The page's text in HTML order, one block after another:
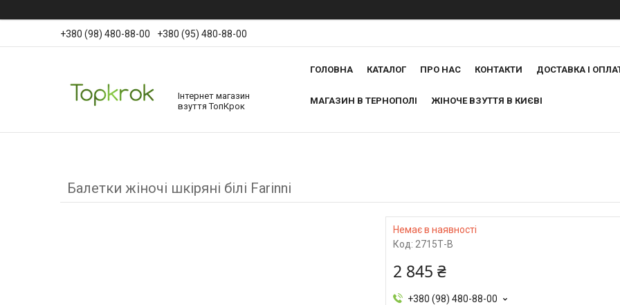
+380 (98) 480-88-00 +380 (95) 480-88-00
Інтернет магазин
взуття ТопКрок
ГОЛОВНА КАТАЛОГ ПРО НАС КОНТАКТИ ДОСТАВКА І
МАГАЗИН В ТЕРНОПОЛІ ЖІНОЧЕ ВЗУТТЯ В КИЄВІ
Балетки жіночі шкіряні білі Farinni
Немає в наявності
Код: 2715Т-В
2 845 ₴
+380 (98) 480-88-00